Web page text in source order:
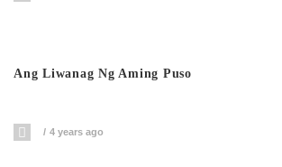
Ang Liwanag Ng Aming Puso
4 years ago